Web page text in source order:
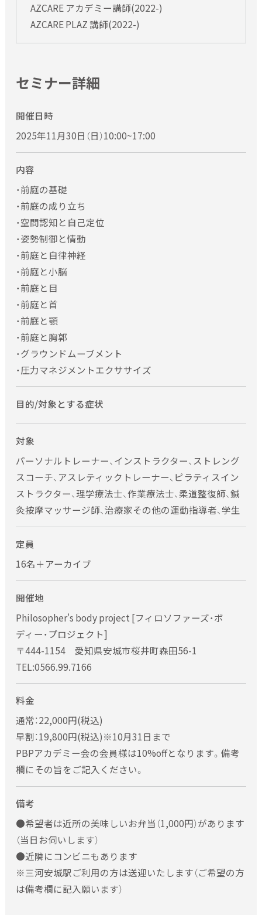
AZCARE アカデミー講師(2022-)
AZCARE PLAZ 講師(2022-)
セミナー詳細
開催日時
2025年11月30日（日）10:00~17:00
内容
・前庭の基礎
・前庭の成り立ち
・空間認知と自己定位
・姿勢制御と情動
・前庭と自律神経
・前庭と小脳
・前庭と目
・前庭と首
・前庭と顎
・前庭と胸郭
・グラウンドムーブメント
・圧力マネジメントエクササイズ
目的/対象とする症状
対象
パーソナルトレーナー、インストラクター、ストレング
スコーチ、アスレティックトレーナー、ピラティスイン
ストラクター、理学療法士、作業療法士、柔道整復師、鍼
灸按摩マッサージ師、治療家その他の運動指導者、学生
定員
16名＋アーカイブ
開催地
Philosopher's body project [フィロソファーズ・ボ
ディー・プロジェクト]
〒444-1154 愛知県安城市桜井町森田56-1
TEL:0566.99.7166
料金
通常：22,000円(税込)
早割：19,800円(税込)※10月31日まで
PBPアカデミー会の会員様は10%offとなります。備考
欄にその旨をご記入ください。
備考
●希望者は近所の美味しいお弁当（1,000円）があります
（当日お伺いします）
●近隣にコンビニもあります
※三河安城駅ご利用の方は送迎いたします（ご希望の方
は備考欄に記入願います）